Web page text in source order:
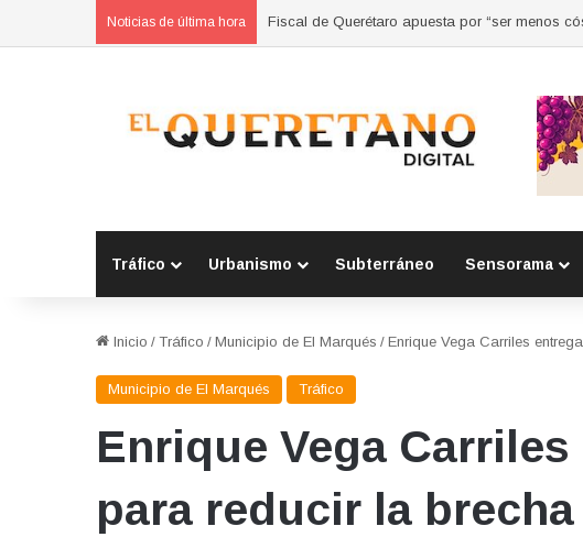
Noticias de última hora Refuerzan municipios coordinación por la
Tráfico Urbanismo Subterráneo Sensorama
Inicio / Tráfico / Municipio de El Marqués / Enrique Vega Carriles
Municipio de El Marqués Tráfico
Enrique Vega
para reducir la